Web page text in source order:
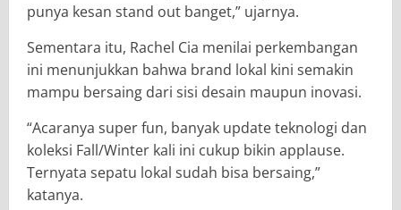
punya kesan stand out banget,” ujarnya.
Sementara itu, Rachel Cia menilai perkembangan
ini menunjukkan bahwa brand lokal kini semakin
mampu bersaing dari sisi desain maupun inovasi.
“Acaranya super fun, banyak update teknologi dan
koleksi Fall/Winter kali ini cukup bikin applause.
Ternyata sepatu lokal sudah bisa bersaing,”
katanya.